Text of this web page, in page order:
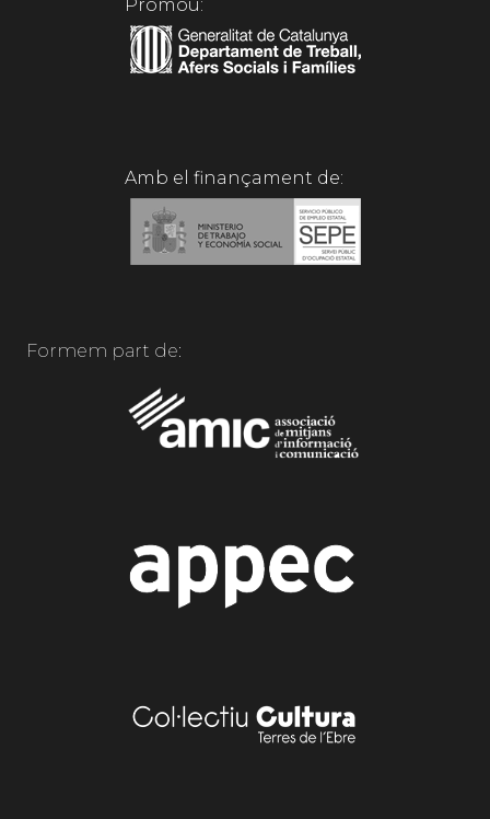
Promou:
Amb el finançament de:
Formem part de: